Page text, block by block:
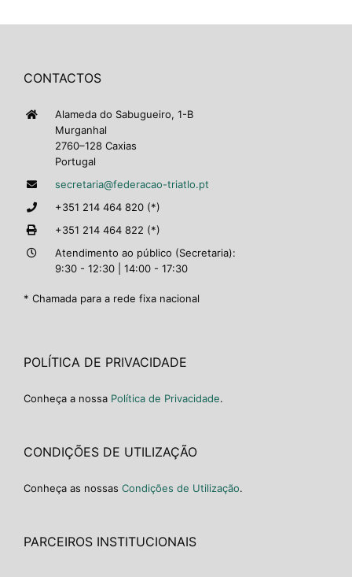
CONTACTOS
Alameda do Sabugueiro, 1-B
Murganhal
2760–128 Caxias
Portugal
secretaria@federacao-triatlo.pt
+351 214 464 820 (*)
+351 214 464 822 (*)
Atendimento ao público (Secretaria):
9:30 - 12:30 | 14:00 - 17:30
* Chamada para a rede fixa nacional
POLÍTICA DE PRIVACIDADE
Conheça a nossa Política de Privacidade.
CONDIÇÕES DE UTILIZAÇÃO
Conheça as nossas Condições de Utilização.
PARCEIROS INSTITUCIONAIS